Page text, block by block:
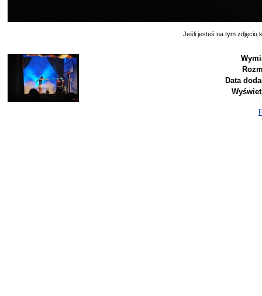
Jeśli jesteś na tym zdjęciu
Data